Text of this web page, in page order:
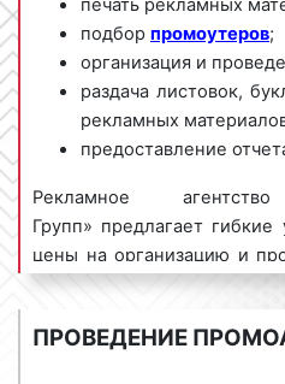
печать рекламных
подбор промоутеров;
организация и
раздача листовок,
рекламных
предоставление
Рекламное
Групп» предлагает
цены на организацию и
Туапсе. Для того, чтобы
промоакций в Туапсе,
800 201-23-74 или
ПРОВЕДЕНИЕ